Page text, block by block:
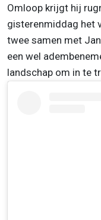
Omloop krijgt hij
gisterenmiddag het
twee samen met
een wel
landschap om in te